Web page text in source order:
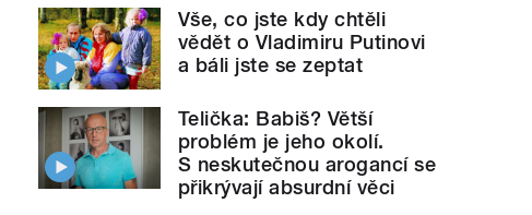
Vše, co jste kdy chtěli
vědět o Vladimiru Putinovi
a báli jste se zeptat
Telička: Babiš? Větší
problém je jeho okolí.
S neskutečnou arogancí se
přikrývají absurdní věci